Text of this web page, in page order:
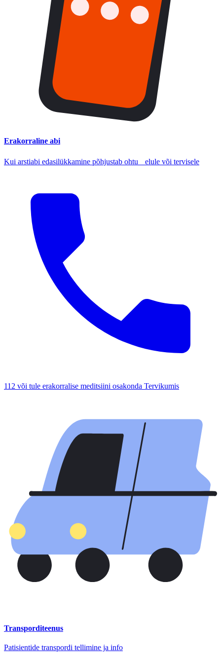
Erakorraline abi
Kui arstiabi edasilükkamine põhjustab ohtu elule või tervisele
112 või tule erakorralise meditsiini osakonda Tervikumis
Transporditeenus
Patisientide transpordi tellimine ja info